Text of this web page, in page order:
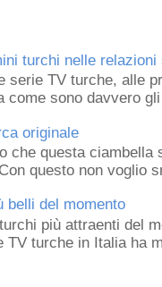
turchi nelle
serie TV turche, alle
come sono davvero
originale
che questa
questo non voglio
belli del momento
più attraenti del
TV turche in Italia ha